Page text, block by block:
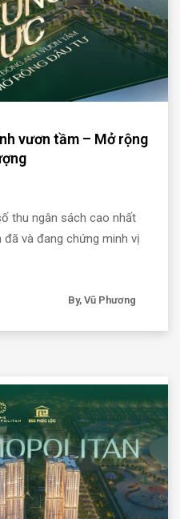
vươn tầm – Mở rộng
thu ngân sách cao nhất
và đang chứng minh vị
By, Vũ Phương